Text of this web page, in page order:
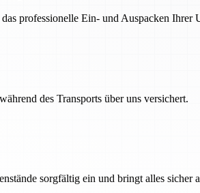
professionelle Ein- und Auspacken Ihrer
des Transports über uns versichert.
sorgfältig ein und bringt alles sicher